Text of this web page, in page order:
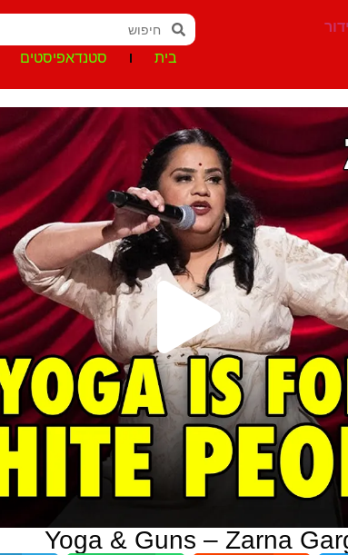
בית סטנדאפיסטים
Yoga & Guns – Zarna